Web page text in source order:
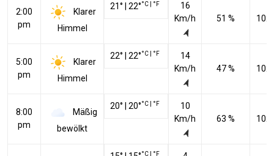
2:00
pm
Klarer
Himmel
21° 22°°C °F
16
Km/h
51 %
5:00
pm
Klarer
Himmel
22° 22°°C °F
14
Km/h
47 %
8:00
pm
Mäßig
bewölkt
20° 20°°C °F
10
Km/h
63 %
°C °F